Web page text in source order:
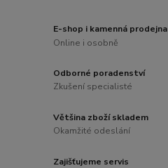
E-shop i kamenná prodejna
Online i osobně
Odborné poradenství
Zkušení specialisté
Většina zboží skladem
Okamžité odeslání
Zajišťujeme servis